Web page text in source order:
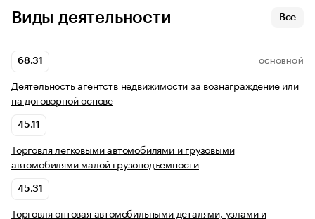
Виды деятельности Все
68.31 ОСНОВНОЙ
Деятельность агентств недвижимости за вознаграждение или
на договорной основе
45.11
Торговля легковыми автомобилями и грузовыми
автомобилями малой грузоподъемности
45.31
Торговля оптовая автомобильными деталями, узлами и